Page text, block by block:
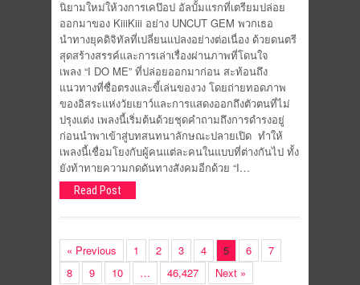
นิยามใหม่ให้วงการเคป๊อป อัลบั้มแรกที่เตรียมปล่อย
ออกมาของ KiiiKiii อย่าง UNCUT GEM พวกเธอ
นำทางยุคดิจิทัลที่เปลี่ยนแปลงอย่างต่อเนื่อง ด้วยดนตรี
สุดสร้างสรรค์และการเล่าเรื่องผ่านภาพที่โดนใจ
เพลง “I DO ME” ที่ปล่อยออกมาก่อน สะท้อนถึง
แนวทางที่ซื่อตรงและขี้เล่นของวง โดยถ่ายทอดภาพ
ของอิสระแห่งวัยเยาว์และการแสดงออกถึงตัวตนที่ไม่
ปรุงแต่ง เพลงนี้เริ่มต้นด้วยชุดคำถามถึงการดำรงอยู่
ก่อนนำพาเข้าสู่บทสนทนาลักษณะปลายเปิด ทำให้
เพลงนี้เชื่อมโยงกับผู้คนแต่ละคนในแบบที่ต่างกันไป ทั้ง
ยังท้าทายความกดดันทางสังคมอีกด้วย “I…
Read Post
« Previous 1 2 3 4 5 6
7
8
9 10 … 46,427 Next »